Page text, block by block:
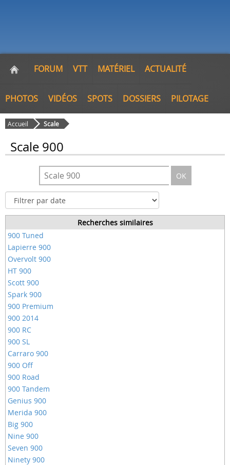
FORUM VTT MATÉRIEL ACTUALITÉ
PHOTOS VIDÉOS SPOTS DOSSIERS PILOTAGE
Accueil Scale
Scale 900
OK
Recherches similaires
900 Tuned
Lapierre 900
Overvolt 900
HT 900
Scott 900
Spark 900
900 Premium
900 2014
900 RC
900 SL
Carraro 900
900 Off
900 Road
900 Tandem
Genius 900
Merida 900
Big 900
Nine 900
Seven 900
Ninety 900